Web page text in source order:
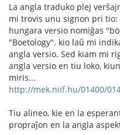
La angla traduko plej
mi trovis unu signon pri
hungara versio nomiĝas
"Boetology". kio laŭ mi
angla versio. Sed kiam mi
angla versio en tiu loko,
miris...
http://mek.niif.hu/01400/
Tiu alineo, kie en la
propraĵon en la angla